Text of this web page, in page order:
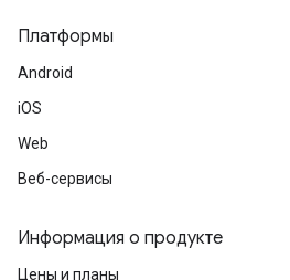
Платформы
Android
iOS
Web
Веб-сервисы
Информация о продукте
Цены и планы